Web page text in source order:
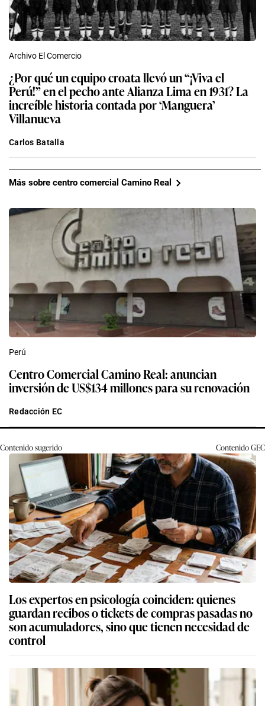
Archivo El Comercio
¿Por qué un equipo croata llevó un “¡Viva el
Perú!” en el pecho ante Alianza Lima en 1931? La
increíble historia contada por ‘Manguera’
Villanueva
Carlos Batalla
Más sobre centro comercial Camino Real
Perú
Centro Comercial Camino Real: anuncian
inversión de US$134 millones para su renovación
Redacción EC
Contenido sugerido ContenidoGEC
Los expertos en psicología coinciden: quienes
guardan recibos o tickets de compras pasadas no
son acumuladores, sino que tienen necesidad de
control